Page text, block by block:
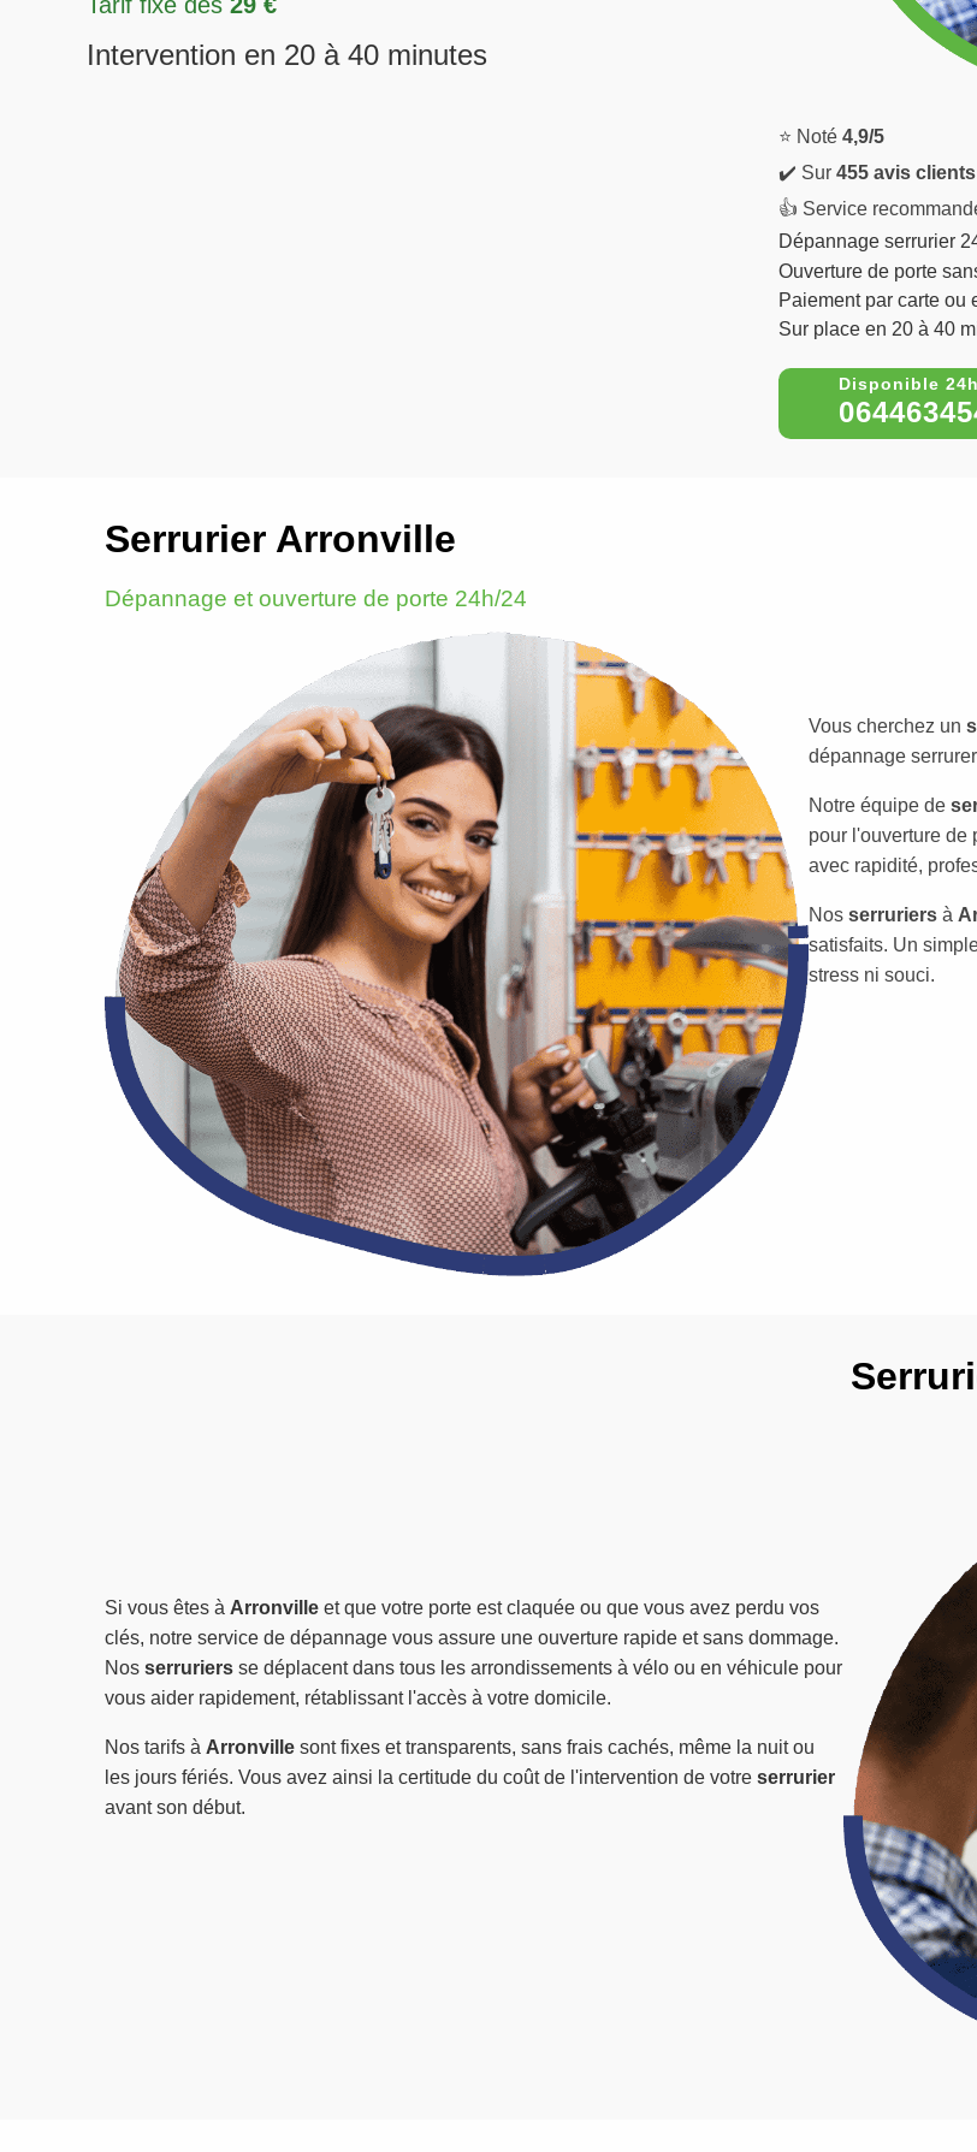
Tarif fixe dès 29 €
Intervention en 20 à 40 minutes
⭐ Noté 4,9/5
✔️ Sur 455 avis clients
👍 Service
Dépannage serrurier
Ouverture de porte
Paiement par carte ou
Sur place en 20 à 40
Serrurier Arronville
Dépannage et ouverture de porte 24h/24
Vous cherchez un
dépannage
Notre équipe de
pour l'ouverture de
avec rapidité,
Nos serruriers à
satisfaits. Un
stress ni souci.
Si vous êtes à Arronville et que votre porte est claquée ou que vous avez perdu vos
clés, notre service de dépannage vous assure une ouverture rapide et sans dommage.
Nos serruriers se déplacent dans tous les arrondissements à vélo ou en véhicule pour
vous aider rapidement, rétablissant l'accès à votre domicile.
Nos tarifs à Arronville sont fixes et transparents, sans frais cachés, même la nuit ou
les jours fériés. Vous avez ainsi la certitude du coût de l'intervention de votre serrurier
avant son début.